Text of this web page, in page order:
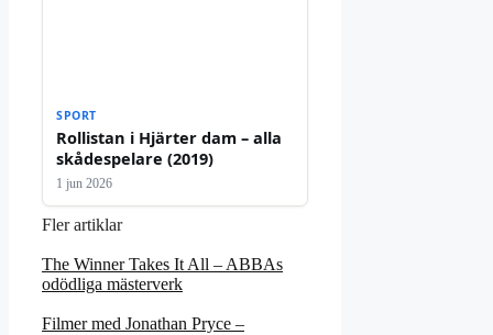
SPORT
Rollistan i Hjärter dam – alla
skådespelare (2019)
1 jun 2026
Fler artiklar
The Winner Takes It All – ABBAs
odödliga mästerverk
Filmer med Jonathan Pryce –